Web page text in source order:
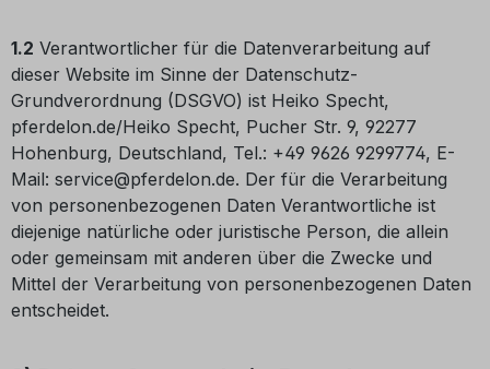
1.2 Verantwortlicher für die Datenverarbeitung auf
dieser Website im Sinne der Datenschutz-
Grundverordnung (DSGVO) ist Heiko Specht,
pferdelon.de/Heiko Specht, Pucher Str. 9, 92277
Hohenburg, Deutschland, Tel.: +49 9626 9299774, E-
Mail: service@pferdelon.de. Der für die Verarbeitung
von personenbezogenen Daten Verantwortliche ist
diejenige natürliche oder juristische Person, die allein
oder gemeinsam mit anderen über die Zwecke und
Mittel der Verarbeitung von personenbezogenen Daten
entscheidet.